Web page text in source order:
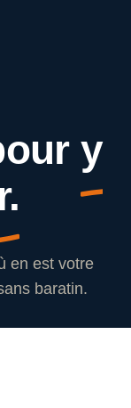
y
en est votre
baratin.